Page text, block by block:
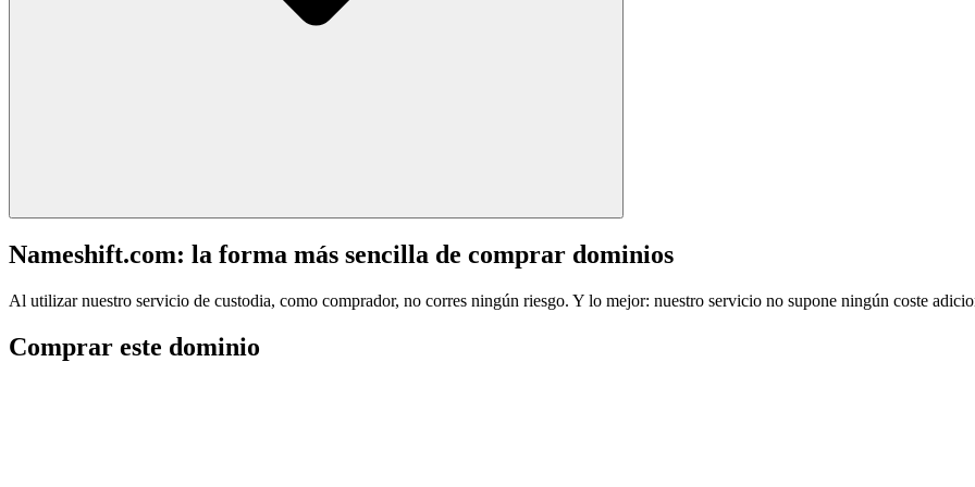
Nameshift.com: la forma más sencilla de comprar dominios
Al utilizar nuestro servicio de custodia, como comprador, no corres ningún riesgo. Y lo mejor: nuestro servicio no supone ningún coste
Comprar este dominio